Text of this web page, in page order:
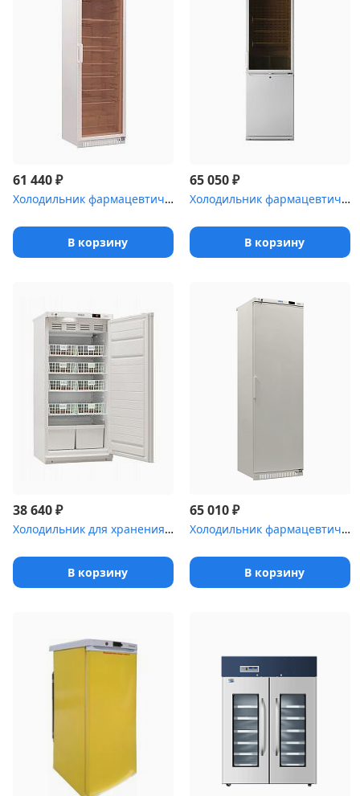
61 440₽
Холодильник фармацевтический Pozis ХФ-400-3(ТС) с тонированной ст...
В корзину
65 050₽
Холодильник фармацевтический Pozis ХЛ-340(ТС)
В корзину
38 640₽
Холодильник для хранения крови Pozis ХК-250-1
В корзину
65 010₽
Холодильник фармацевтический Pozis ХФ-400-5(ТС) с тонированной ст...
В корзину